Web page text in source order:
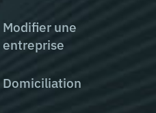
Modifier une
entreprise
Domiciliation